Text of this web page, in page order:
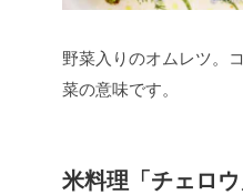
野菜入りのオムレツ。
菜の意味です。
米料理「チェロウ